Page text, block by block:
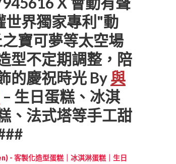
世界獨家專利"動
寶可夢等太空場
型不定期調整，陪
的慶祝時光 By與
– 生日蛋糕、冰淇
、法式塔等手工甜
- 客製化造型蛋糕｜冰淇淋蛋糕｜生日